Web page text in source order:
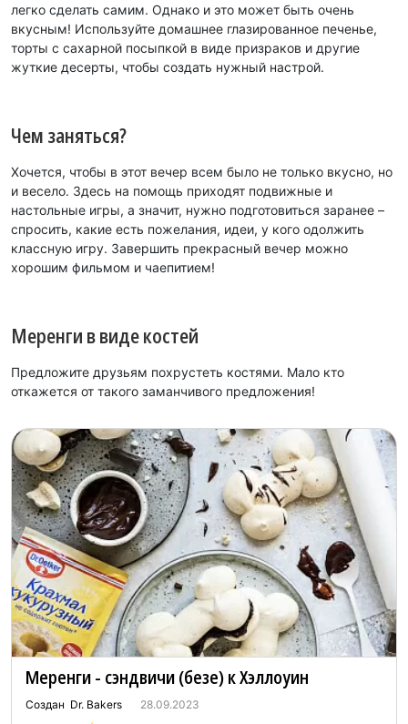
легко сделать самим. Однако и это может быть очень
вкусным! Используйте домашнее глазированное печенье,
торты с сахарной посыпкой в виде призраков и другие
жуткие десерты, чтобы создать нужный настрой.
Чем заняться?
Хочется, чтобы в этот вечер всем было не только вкусно, но
и весело. Здесь на помощь приходят подвижные и
настольные игры, а значит, нужно подготовиться заранее –
спросить, какие есть пожелания, идеи, у кого одолжить
классную игру. Завершить прекрасный вечер можно
хорошим фильмом и чаепитием!
Меренги в виде костей
Предложите друзьям похрустеть костями. Мало кто
откажется от такого заманчивого предложения!
Меренги - сэндвичи (безе) к Хэллоуин
Создан Dr. Bakers 28.09.2023